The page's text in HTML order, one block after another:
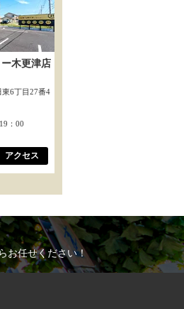
木更津店
6丁目27番4
：00
アクセス
お任せください！